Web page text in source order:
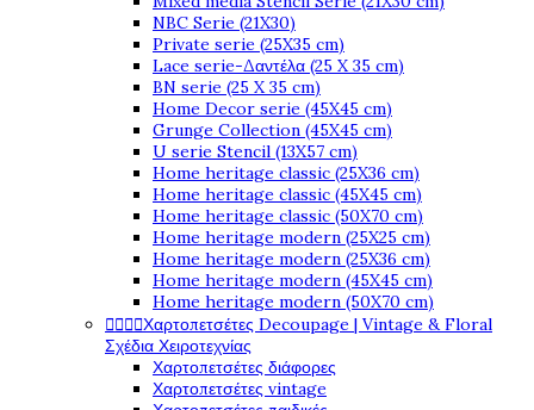
NBC Serie (21X30)
Private serie (25X35 cm)
Lace serie-Δαντέλα (25 X 35 cm)
BN serie (25 X 35 cm)
Home Decor serie (45X45 cm)
Grunge Collection (45X45 cm)
U serie Stencil (13X57 cm)
Home heritage classic (25X36 cm)
Home heritage classic (45X45 cm)
Home heritage classic (50X70 cm)
Home heritage modern (25X25 cm)
Home heritage modern (25X36 cm)
Home heritage modern (45X45 cm)
Home heritage modern (50X70 cm)
Χαρτοπετσέτες Decoupage | Vintage & Floral
Σχέδια Χειροτεχνίας
Χαρτοπετσέτες διάφορες
Χαρτοπετσέτες vintage